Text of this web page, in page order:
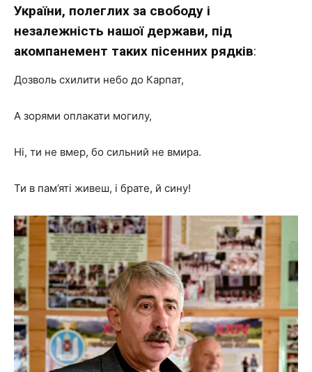
України, полеглих за свободу і
незалежність нашої держави, під
акомпанемент таких пісенних рядків:
Дозволь схилити небо до Карпат,
А зорями оплакати могилу,
Ні, ти не вмер, бо сильний не вмира.
Ти в пам’яті живеш, і брате, й сину!